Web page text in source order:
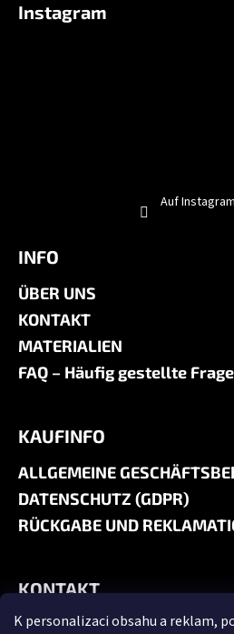
K personalizaci obsahu a reklam,
Instagram
Auf
INFO
ÜBER UNS
KONTAKT
MATERIALIEN
FAQ – Häufig gestellte
KAUFINFO
ALLGEMEINE
DATENSCHUTZ (GDPR)
RÜCKGABE UND
KONTAKT
+420 606 180 071